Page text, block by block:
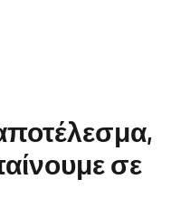
σε